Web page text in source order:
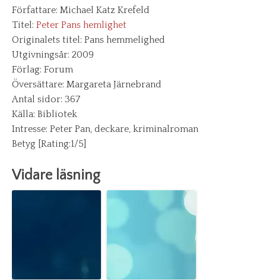
Författare: Michael Katz Krefeld
Titel: Peter Pans hemlighet
Originalets titel: Pans hemmelighed
Utgivningsår: 2009
Förlag: Forum
Översättare: Margareta Järnebrand
Antal sidor: 367
Källa: Bibliotek
Intresse: Peter Pan, deckare, kriminalroman
Betyg [Rating:1/5]
Vidare läsning